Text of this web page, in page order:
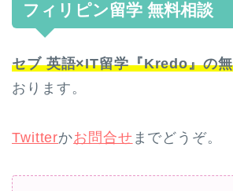
フィリピン留学 無料相談
セブ 英語×IT留学『Kredo』の
おります。
Twitterかお問合せ までどうぞ。